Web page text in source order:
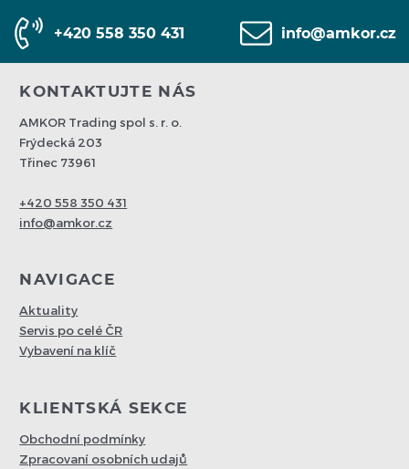
+420 558 350 431 info@amkor.cz
KONTAKTUJTE NÁS
AMKOR Trading spol s. r. o.
Frýdecká 203
Třinec 73961
+420 558 350 431
info@amkor.cz
NAVIGACE
Aktuality
Servis po celé ČR
Vybavení na klíč
KLIENTSKÁ SEKCE
Obchodní podmínky
Zpracovaní osobních udajů